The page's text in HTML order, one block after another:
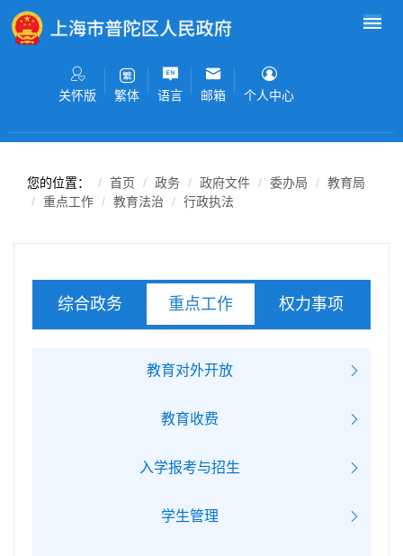
无障碍操作说明
关怀版 繁体 语言 邮箱 个人中心
您的位置： 首页 政务 政府文件 委办局
教育局
重点工作
教育法治 行政执法
综合政务 重点工作 权力事项
教育对外开放
教育收费
入学报考与招生
学生管理